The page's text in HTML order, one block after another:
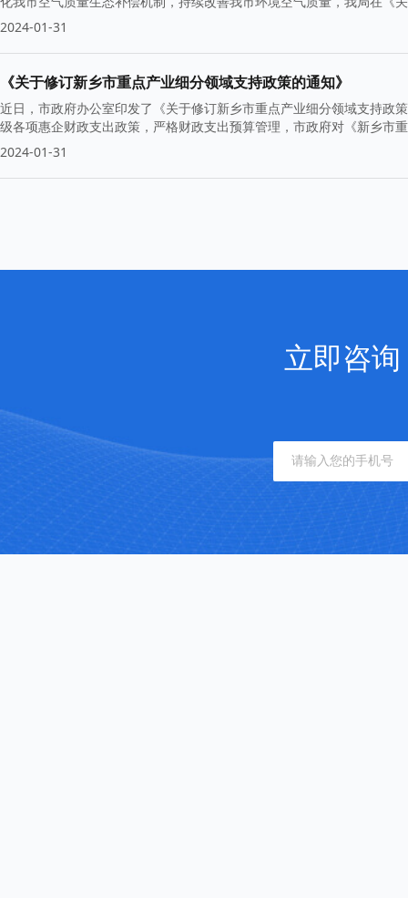
2024-01-31
《关于修订新乡市重点产业细分领域支持政策的通知》
近日，市政府办公室印发了《关于修订新乡市重点产业细分领域支持政
级各项惠企财政支出政策，严格财政支出预算管理，市政府对《新乡市
2024-01-31
立即咨